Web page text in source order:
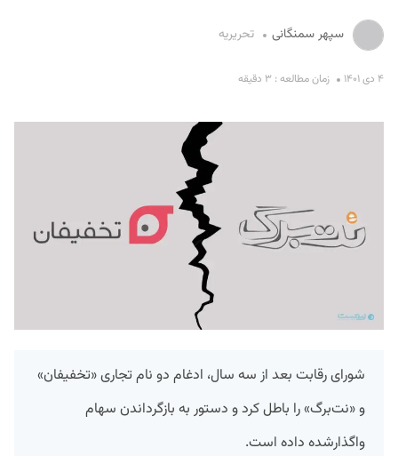
سپهر سمنگانی تحریریه
۴ دی ۱۴۰۱ زمان مطالعه : ۳ دقیقه
شورای رقابت بعد از سه سال، ادغام دو نام تجاری «تخفیفان»
و «نت‌برگ» را باطل کرد و دستور به بازگرداندن سهام
واگذارشده داده است.